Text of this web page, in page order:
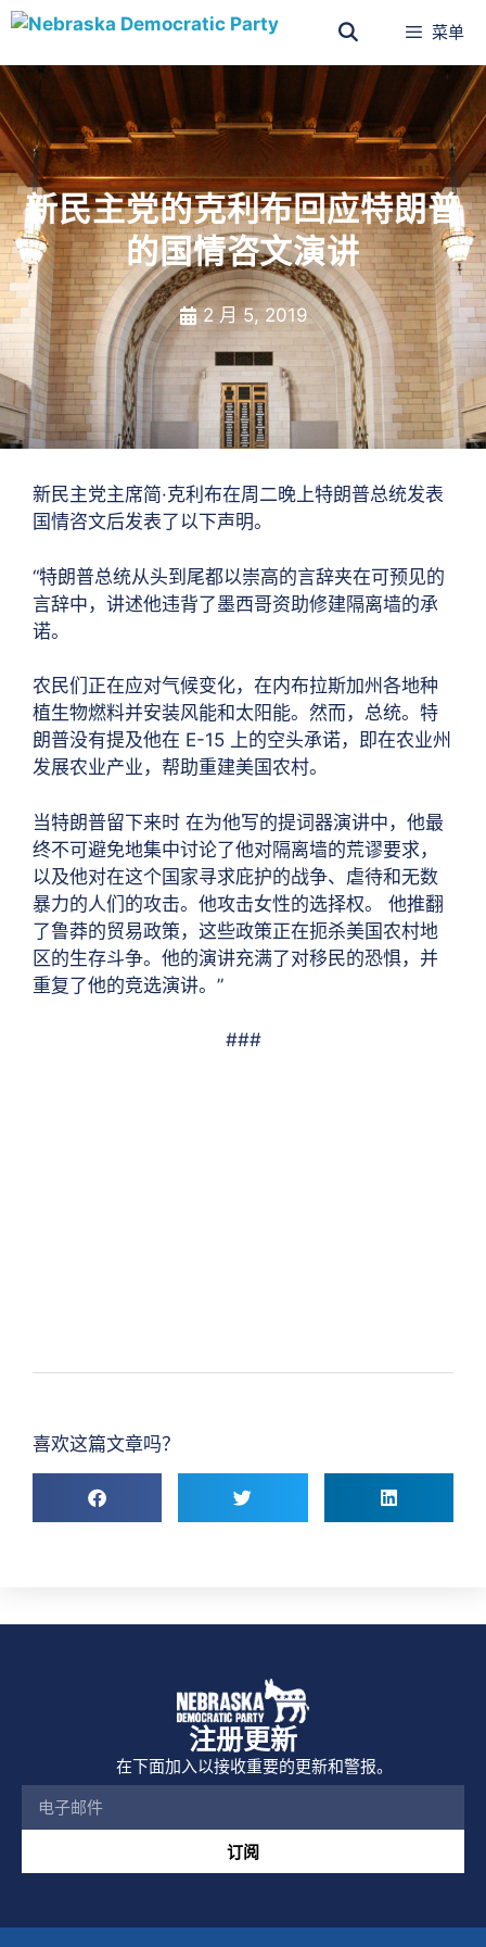
菜单
新民主党的克利布回应特朗普
的国情咨文演讲
2 月 5, 2019
新民主党主席简·克利布在周二晚上特朗普总统发表
国情咨文后发表了以下声明。
“特朗普总统从头到尾都以崇高的言辞夹在可预见的
言辞中，讲述他违背了墨西哥资助修建隔离墙的承
诺。
农民们正在应对气候变化，在内布拉斯加州各地种
植生物燃料并安装风能和太阳能。然而，总统。特
朗普没有提及他在 E-15 上的空头承诺，即在农业州
发展农业产业，帮助重建美国农村。
当特朗普留下来时 在为他写的提词器演讲中，他最
终不可避免地集中讨论了他对隔离墙的荒谬要求，
以及他对在这个国家寻求庇护的战争、虐待和无数
暴力的人们的攻击。他攻击女性的选择权。 他推翻
了鲁莽的贸易政策，这些政策正在扼杀美国农村地
区的生存斗争。他的演讲充满了对移民的恐惧，并
重复了他的竞选演讲。”
###
喜欢这篇文章吗？
注册更新
在下面加入以接收重要的更新和警报。
订阅